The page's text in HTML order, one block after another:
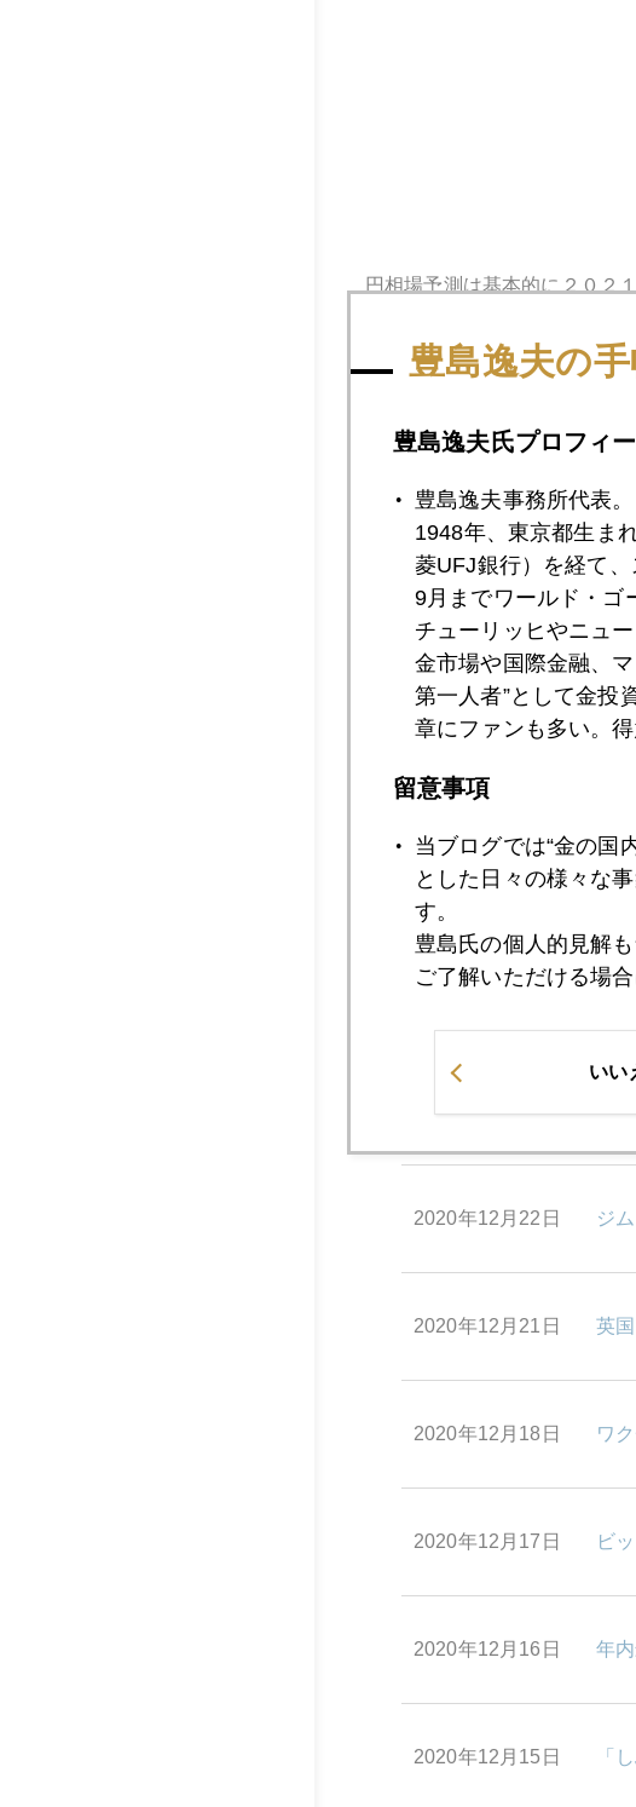
円相場予測は基本的に２０２
く開く要素が見当たらない
がキング」。この温度差を指
いきなり冒頭のウイルス拡散
生番組では慣れていること。
は習得した感じ（笑）。
これはコロナ前に、関西（大
2020年 1月
2020年12月28日
2020年12月25日 ２
2020年12月23日 ２
2020年12月22日 ジ
2020年12月21日 英
2020年12月18日 ワ
2020年12月17日 ビ
2020年12月16日 年
2020年12月15日 「
豊島逸夫の
豊島逸夫氏プロフィ
豊島逸夫事務所代表。
1948年、東京都生ま
菱UFJ銀行）を経て
9月までワールド・ゴ
チューリッヒやニュ
金市場や国際金融、
第一人者”として金投
章にファンも多い。
留意事項
当ブログでは“金の国
とした日々の様々な
す。
豊島氏の個人的見解
ご了解いただける場
いい